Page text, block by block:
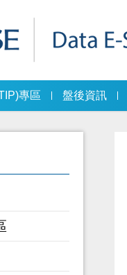
專區 盤後資訊